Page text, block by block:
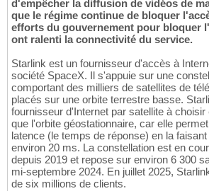
d'empêcher la diffusion de vidéos de
que le régime continue de bloquer
efforts du gouvernement pour bloquer
ont ralenti la connectivité du service.
Starlink est un fournisseur d'accès à
société SpaceX. Il s'appuie sur une
comportant des milliers de satellites de
placés sur une orbite terrestre basse.
fournisseur d'Internet par satellite à choisir
que l'orbite géostationnaire, car elle
latence (le temps de réponse) en la
environ 20 ms. La constellation est en
depuis 2019 et repose sur environ 6 300
mi-septembre 2024. En juillet 2025,
de six millions de clients.